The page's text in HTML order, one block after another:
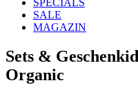
SPECIALS
SALE
MAGAZIN
Sets &
Organic